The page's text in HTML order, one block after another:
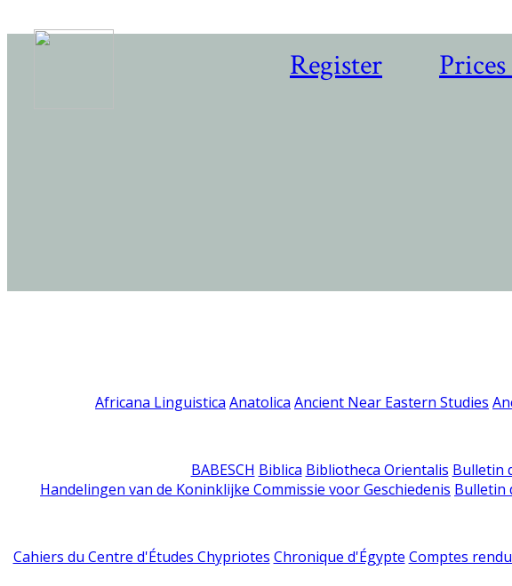
Register
Africana Linguistica Anatolica Ancient Near Eastern Studies
BABESCH Biblica Bibliotheca Orientalis Bulletin
Handelingen van de Koninklijke Commissie voor Geschiedenis Bulletin
Cahiers du Centre d'Études Chypriotes Chronique d'Égypte Comptes